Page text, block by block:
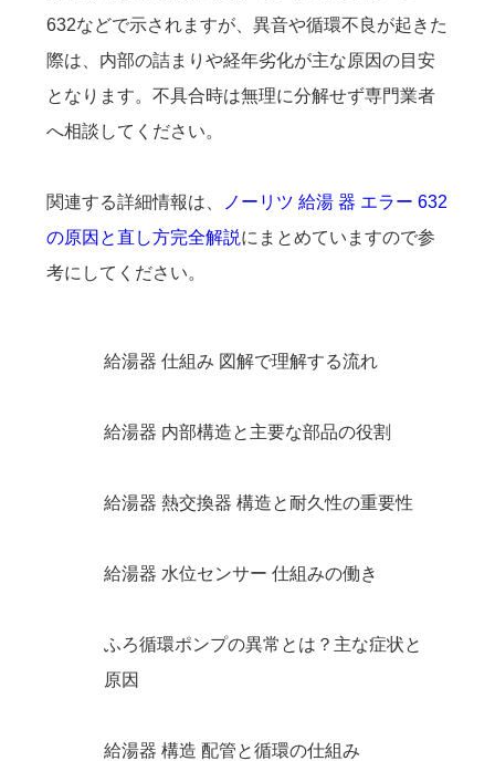
632などで示されますが、異音や循環不良が起きた
際は、内部の詰まりや経年劣化が主な原因の目安
となります。不具合時は無理に分解せず専門業者
へ相談してください。
関連する詳細情報は、
ノーリツ 給湯 器 エラー 632
の原因と直し方完全解説にまとめていますので参
考にしてください。
給湯器 仕組み 図解で理解する流れ
給湯器 内部構造と主要な部品の役割
給湯器 熱交換器 構造と耐久性の重要性
給湯器 水位センサー 仕組みの働き
ふろ循環ポンプの異常とは？主な症状と
原因
給湯器 構造 配管と循環の仕組み